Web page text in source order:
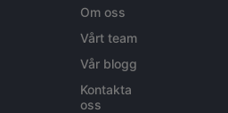
Om oss
Vårt team
Vår blogg
Kontakta
oss